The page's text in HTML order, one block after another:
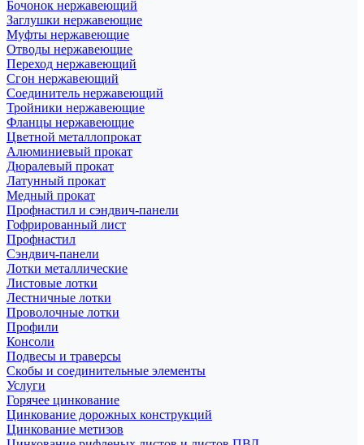
Бочонок нержавеющий
Заглушки нержавеющие
Муфты нержавеющие
Отводы нержавеющие
Переход нержавеющий
Сгон нержавеющий
Соединитель нержавеющий
Тройники нержавеющие
Фланцы нержавеющие
Цветной металлопрокат
Алюминиевый прокат
Дюралевый прокат
Латунный прокат
Медный прокат
Профнастил и сэндвич-панели
Гофрированный лист
Профнастил
Сэндвич-панели
Лотки металлические
Листовые лотки
Лестничные лотки
Проволочные лотки
Профили
Консоли
Подвесы и траверсы
Скобы и соединительные элементы
Услуги
Горячее цинкование
Цинкование дорожных конструкций
Цинкование метизов